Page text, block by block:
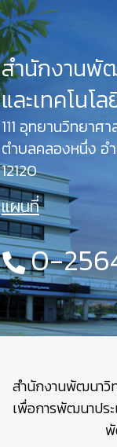
สำนักงานพั
และเทคโนโ
111 อุทยานวิทยาศ
ตำบลคลองหนึ่ง อ
12120
แผนที่
0-
สำนักงานพัฒนาวิ
เพื่อการพัฒนาปร